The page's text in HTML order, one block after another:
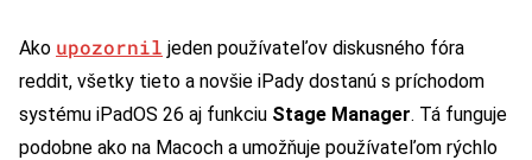
Ako upozornil jeden používateľov diskusného fóra
reddit, všetky tieto a novšie iPady dostanú s príchodom
systému iPadOS 26 aj funkciu Stage Manager. Tá funguje
podobne ako na Macoch a umožňuje používateľom rýchlo